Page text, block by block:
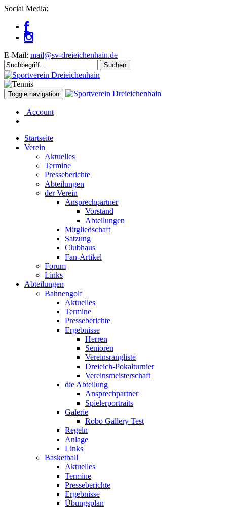
Social Media:
E-Mail: mail@sv-dreieichenhain.de
Toggle navigation
Account
Startseite
Verein
Aktuelles
Termine
Presseberichte
Abteilungen
der Verein
Ansprechpartner
Vorstand
Abteilungen
Mitgliedschaft
Satzung
Clubhaus
Fan-Artikel
Forum
Links
Abteilungen
Bahnengolf
Aktuelles
Termine
Presseberichte
Ergebnisse
Herren
Senioren
Vereinsrangliste
Dreieich-Pokalturnier
Vereinsmeisterschaft
die Abteilung
Ansprechpartner
Spielerportraits
Galerie
Robo Gallery Test
Regeln
Anlage
Links
Basketball
Aktuelles
Termine
Presseberichte
Ergebnisse
Übungsplan